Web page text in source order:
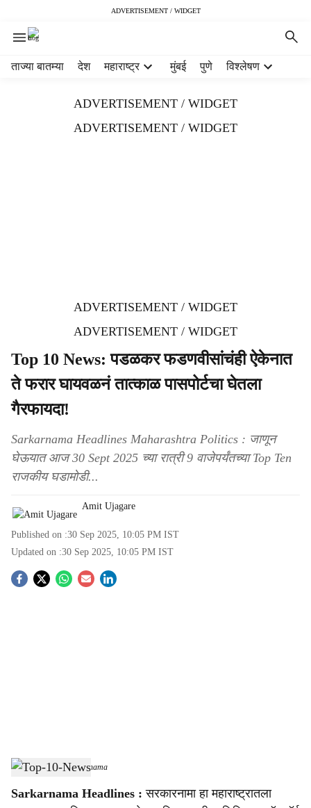
ADVERTISEMENT / WIDGET
ताज्या बातम्या देश महाराष्ट्र मुंबई पुणे विश्लेषण
ADVERTISEMENT / WIDGET
ADVERTISEMENT / WIDGET
ADVERTISEMENT / WIDGET
ADVERTISEMENT / WIDGET
Top 10 News: पडळकर फडणवीसांचंही ऐकेनात
ते फरार घायवळनं तात्काळ पासपोर्टचा घेतला
गैरफायदा!
Sarkarnama Headlines Maharashtra Politics : जाणून
घेऊयात आज 30 Sept 2025 च्या रात्री 9 वाजेपर्यंतच्या Top Ten
राजकीय घडामोडी...
Amit Ujagare
Published on :30 Sep 2025, 10:05 PM IST
Updated on :30 Sep 2025, 10:05 PM IST
S
Top-10-News-Sarkarnama
Sarkarnama Headlines : सरकारनामा हा महाराष्ट्रातला